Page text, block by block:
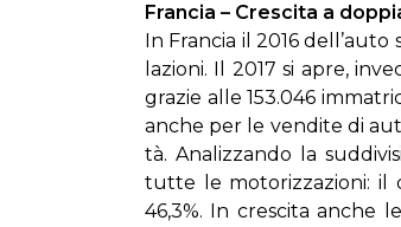
Fran­cia – Cre­sci­ta a
In Fran­cia il 2016
la­zio­ni. Il 2017 si apre,
gra­zie al­le 153.046
an­che per le ven­di­te di
tà. Ana­liz­zan­do la
tut­te le mo­to­riz­za­zio­ni: il
46,3%. In cre­sci­ta an­che